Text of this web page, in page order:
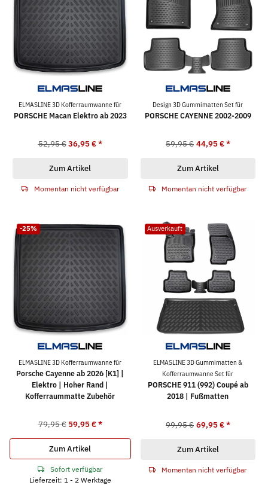
ELMASLINE 3D Kofferraumwanne für
PORSCHE Macan Elektro ab 2023
52,95 € 36,95 €*
Zum Artikel
Momentan nicht verfügbar
Design 3D Gummimatten Set für
PORSCHE CAYENNE 2002-2009
59,95 € 44,95 €*
Zum Artikel
Momentan nicht verfügbar
-25%
ELMASLINE 3D Kofferraumwanne für
Porsche Cayenne ab 2026 [K1] |
Elektro | Hoher Rand |
Kofferraummatte Zubehör
79,95 € 59,95 €*
Zum Artikel
Sofort verfügbar
Lieferzeit: 1 - 2 Werktage
Ausverkauft
ELMASLINE 3D Gummimatten &
Kofferraumwanne Set für
PORSCHE 911 (992) Coupé ab
2018 | Fußmatten
99,95 € 69,95 €*
Zum Artikel
Momentan nicht verfügbar